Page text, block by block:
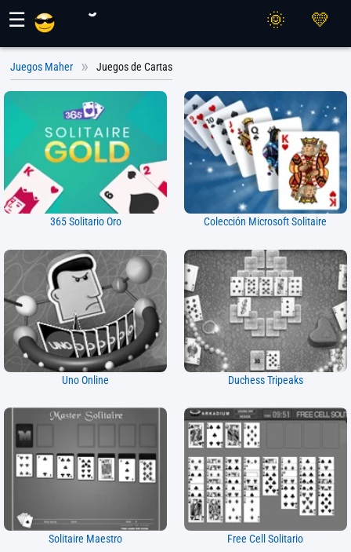
☰
Juegos Maher Juegos de Cartas
365 Solitario Oro Colección Microsoft Solitaire
Uno Online Duchess Tripeaks
Solitaire Maestro Free Cell Solitario